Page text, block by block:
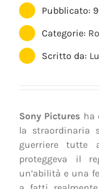
Pubblicato:
Categorie:
Scritto da:
Sony Pictures ha
la straordinaria
guerriere tutte
proteggeva il
un’abilità e una